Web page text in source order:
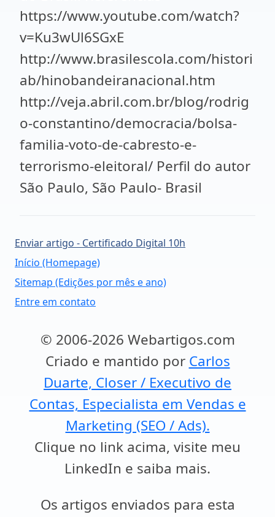
https://www.youtube.com/watch?
v=Ku3wUl6SGxE
http://www.brasilescola.com/histori
ab/hinobandeiranacional.htm
http://veja.abril.com.br/blog/rodrig
o-constantino/democracia/bolsa-
familia-voto-de-cabresto-e-
terrorismo-eleitoral/ Perfil do autor
São Paulo, São Paulo- Brasil
Enviar artigo - Certificado Digital 10h
Início (Homepage)
Sitemap (Edições por mês e ano)
Entre em contato
© 2006-2026 Webartigos.com
Criado e mantido por Carlos
Duarte, Closer / Executivo de
Contas, Especialista em Vendas e
Marketing (SEO / Ads).
Clique no link acima, visite meu
LinkedIn e saiba mais.
Os artigos enviados para esta